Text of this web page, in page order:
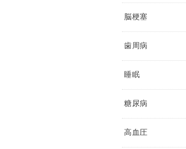
脳梗塞
歯周病
睡眠
糖尿病
高血圧